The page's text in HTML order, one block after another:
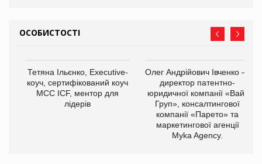
ОСОБИСТОСТІ
Тетяна Ільєнко, Executive-
коуч, сертифікований коуч
МСС ICF, ментор для
лідерів
Олег Андрійович Івченко —
директор патентно-
юридичної компанії «Вайз
Груп», консалтингової
компанії «Парето» та
маркетингової агенції
Myka Agency.